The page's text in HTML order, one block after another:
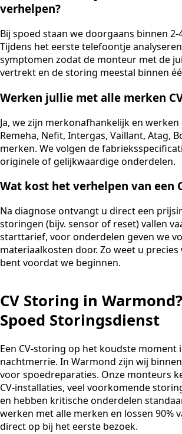
verhelpen?
Bij spoed staan we doorgaans binnen
Tijdens het eerste telefoontje
symptomen zodat de monteur met de
vertrekt en de storing meestal binnen
Werken jullie met alle merken
Ja, we zijn merkonafhankelijk en werken
Remeha, Nefit, Intergas, Vaillant, Atag,
merken. We volgen de
originele of gelijkwaardige onderdelen.
Wat kost het verhelpen van een
Na diagnose ontvangt u direct een
storingen (bijv. sensor of reset) vallen
starttarief, voor onderdelen geven we
materiaalkosten door. Zo weet u
bent voordat we beginnen.
CV Storing in
Spoed Storingsdienst
Een CV-storing op het koudste moment
nachtmerrie. In Warmond zijn wij
voor spoedreparaties. Onze monteurs
CV-installaties, veel voorkomende
en hebben kritische onderdelen
werken met alle merken en lossen 90%
direct op bij het eerste bezoek.